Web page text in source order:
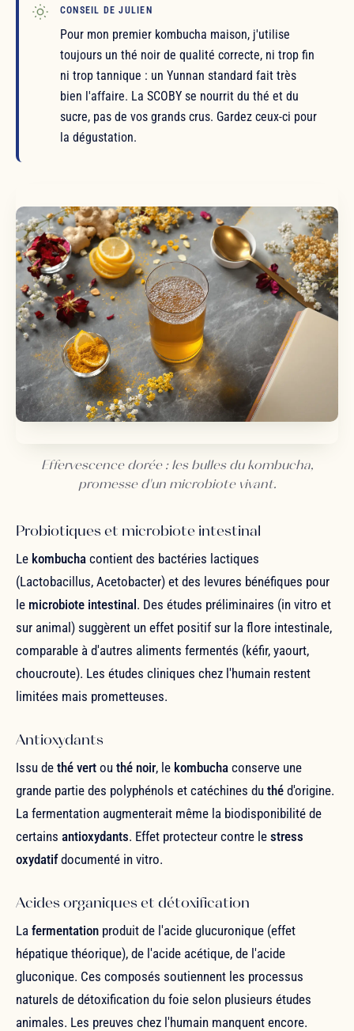
CONSEIL DE JULIEN
Pour mon premier kombucha maison, j'utilise
toujours un thé noir de qualité correcte, ni trop fin
ni trop tannique : un Yunnan standard fait très
bien l'affaire. La SCOBY se nourrit du thé et du
sucre, pas de vos grands crus. Gardez ceux-ci pour
la dégustation.
Effervescence dorée : les bulles du kombucha,
promesse d'un microbiote vivant.
Probiotiques et microbiote intestinal
Le kombucha contient des bactéries lactiques
(Lactobacillus, Acetobacter) et des levures bénéfiques pour
le microbiote intestinal . Des études préliminaires (in vitro et
sur animal) suggèrent un effet positif sur la flore intestinale,
comparable à d'autres aliments fermentés (kéfir, yaourt,
choucroute). Les études cliniques chez l'humain restent
limitées mais prometteuses.
Antioxydants
Issu de thé vert ou thé noir, le kombucha conserve une
grande partie des polyphénols et catéchines du thé d'origine.
La fermentation augmenterait même la biodisponibilité de
certains antioxydants. Effet protecteur contre le stress
oxydatifdocumenté in vitro.
Acides organiques et détoxification
La fermentation produit de l'acide glucuronique (effet
hépatique théorique), de l'acide acétique, de l'acide
gluconique. Ces composés soutiennent les processus
naturels de détoxification du foie selon plusieurs études
animales. Les preuves chez l'humain manquent encore.